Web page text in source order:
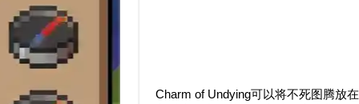
Charm of Undying可以将不死图腾放